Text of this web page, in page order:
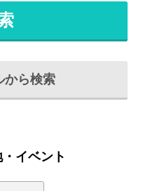
から検索
イベント